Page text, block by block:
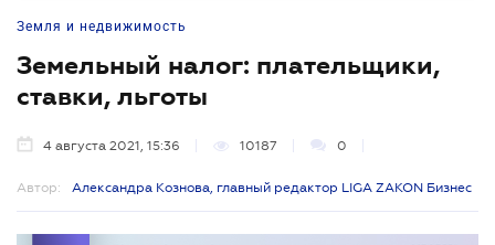
Земля и недвижимость
Земельный налог: плательщики,
ставки, льготы
4 августа 2021, 15:36 10187 0
Автор: Александра Кознова, главный редактор LIGA ZAKON Бизнес